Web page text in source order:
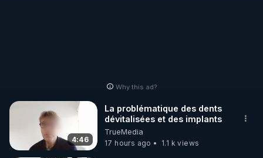
🌱 INSTAGRAM
https://www.instagram.com/rdlr_thierrycasasnovas/
Why this ad?
4:46
La problématique des dents
dévitalisées et des implants
TrueMedia
17 hours ago
1.1 k views